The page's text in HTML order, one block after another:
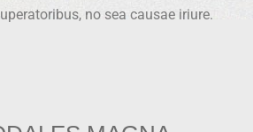
no sea causae iriure.